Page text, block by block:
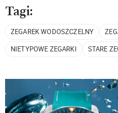
Tagi:
ZEGAREK WODOSZCZELNY
NIETYPOWE ZEGARKI
STARE